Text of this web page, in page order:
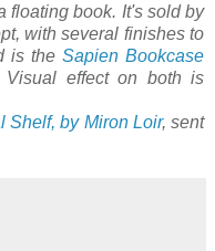
floating book. It's sold by
with several finishes to
is theSapien Bookcase
effect on both is
Shelf, by Miron Loir, sent